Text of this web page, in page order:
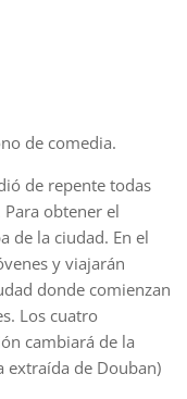
de comedia.
de repente todas
obtener el
de la ciudad. En el
y viajarán
donde comienzan
Los cuatro
cambiará de la
extraída de Douban)